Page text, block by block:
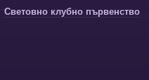
Световно клубно първенство